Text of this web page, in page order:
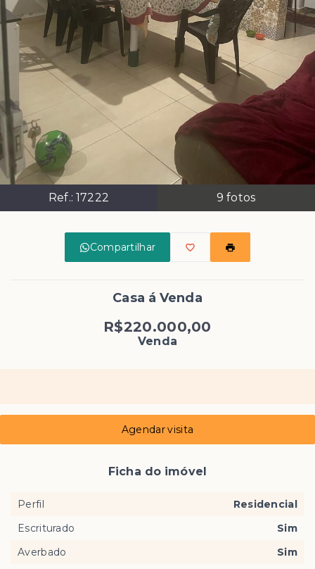
Ref.: 17222 9 fotos
Compartilhar
Casa á Venda
R$220.000,00
Venda
Agendar visita
Ficha do imóvel
Perfil
Residencial
Escriturado
Sim
Averbado
Sim